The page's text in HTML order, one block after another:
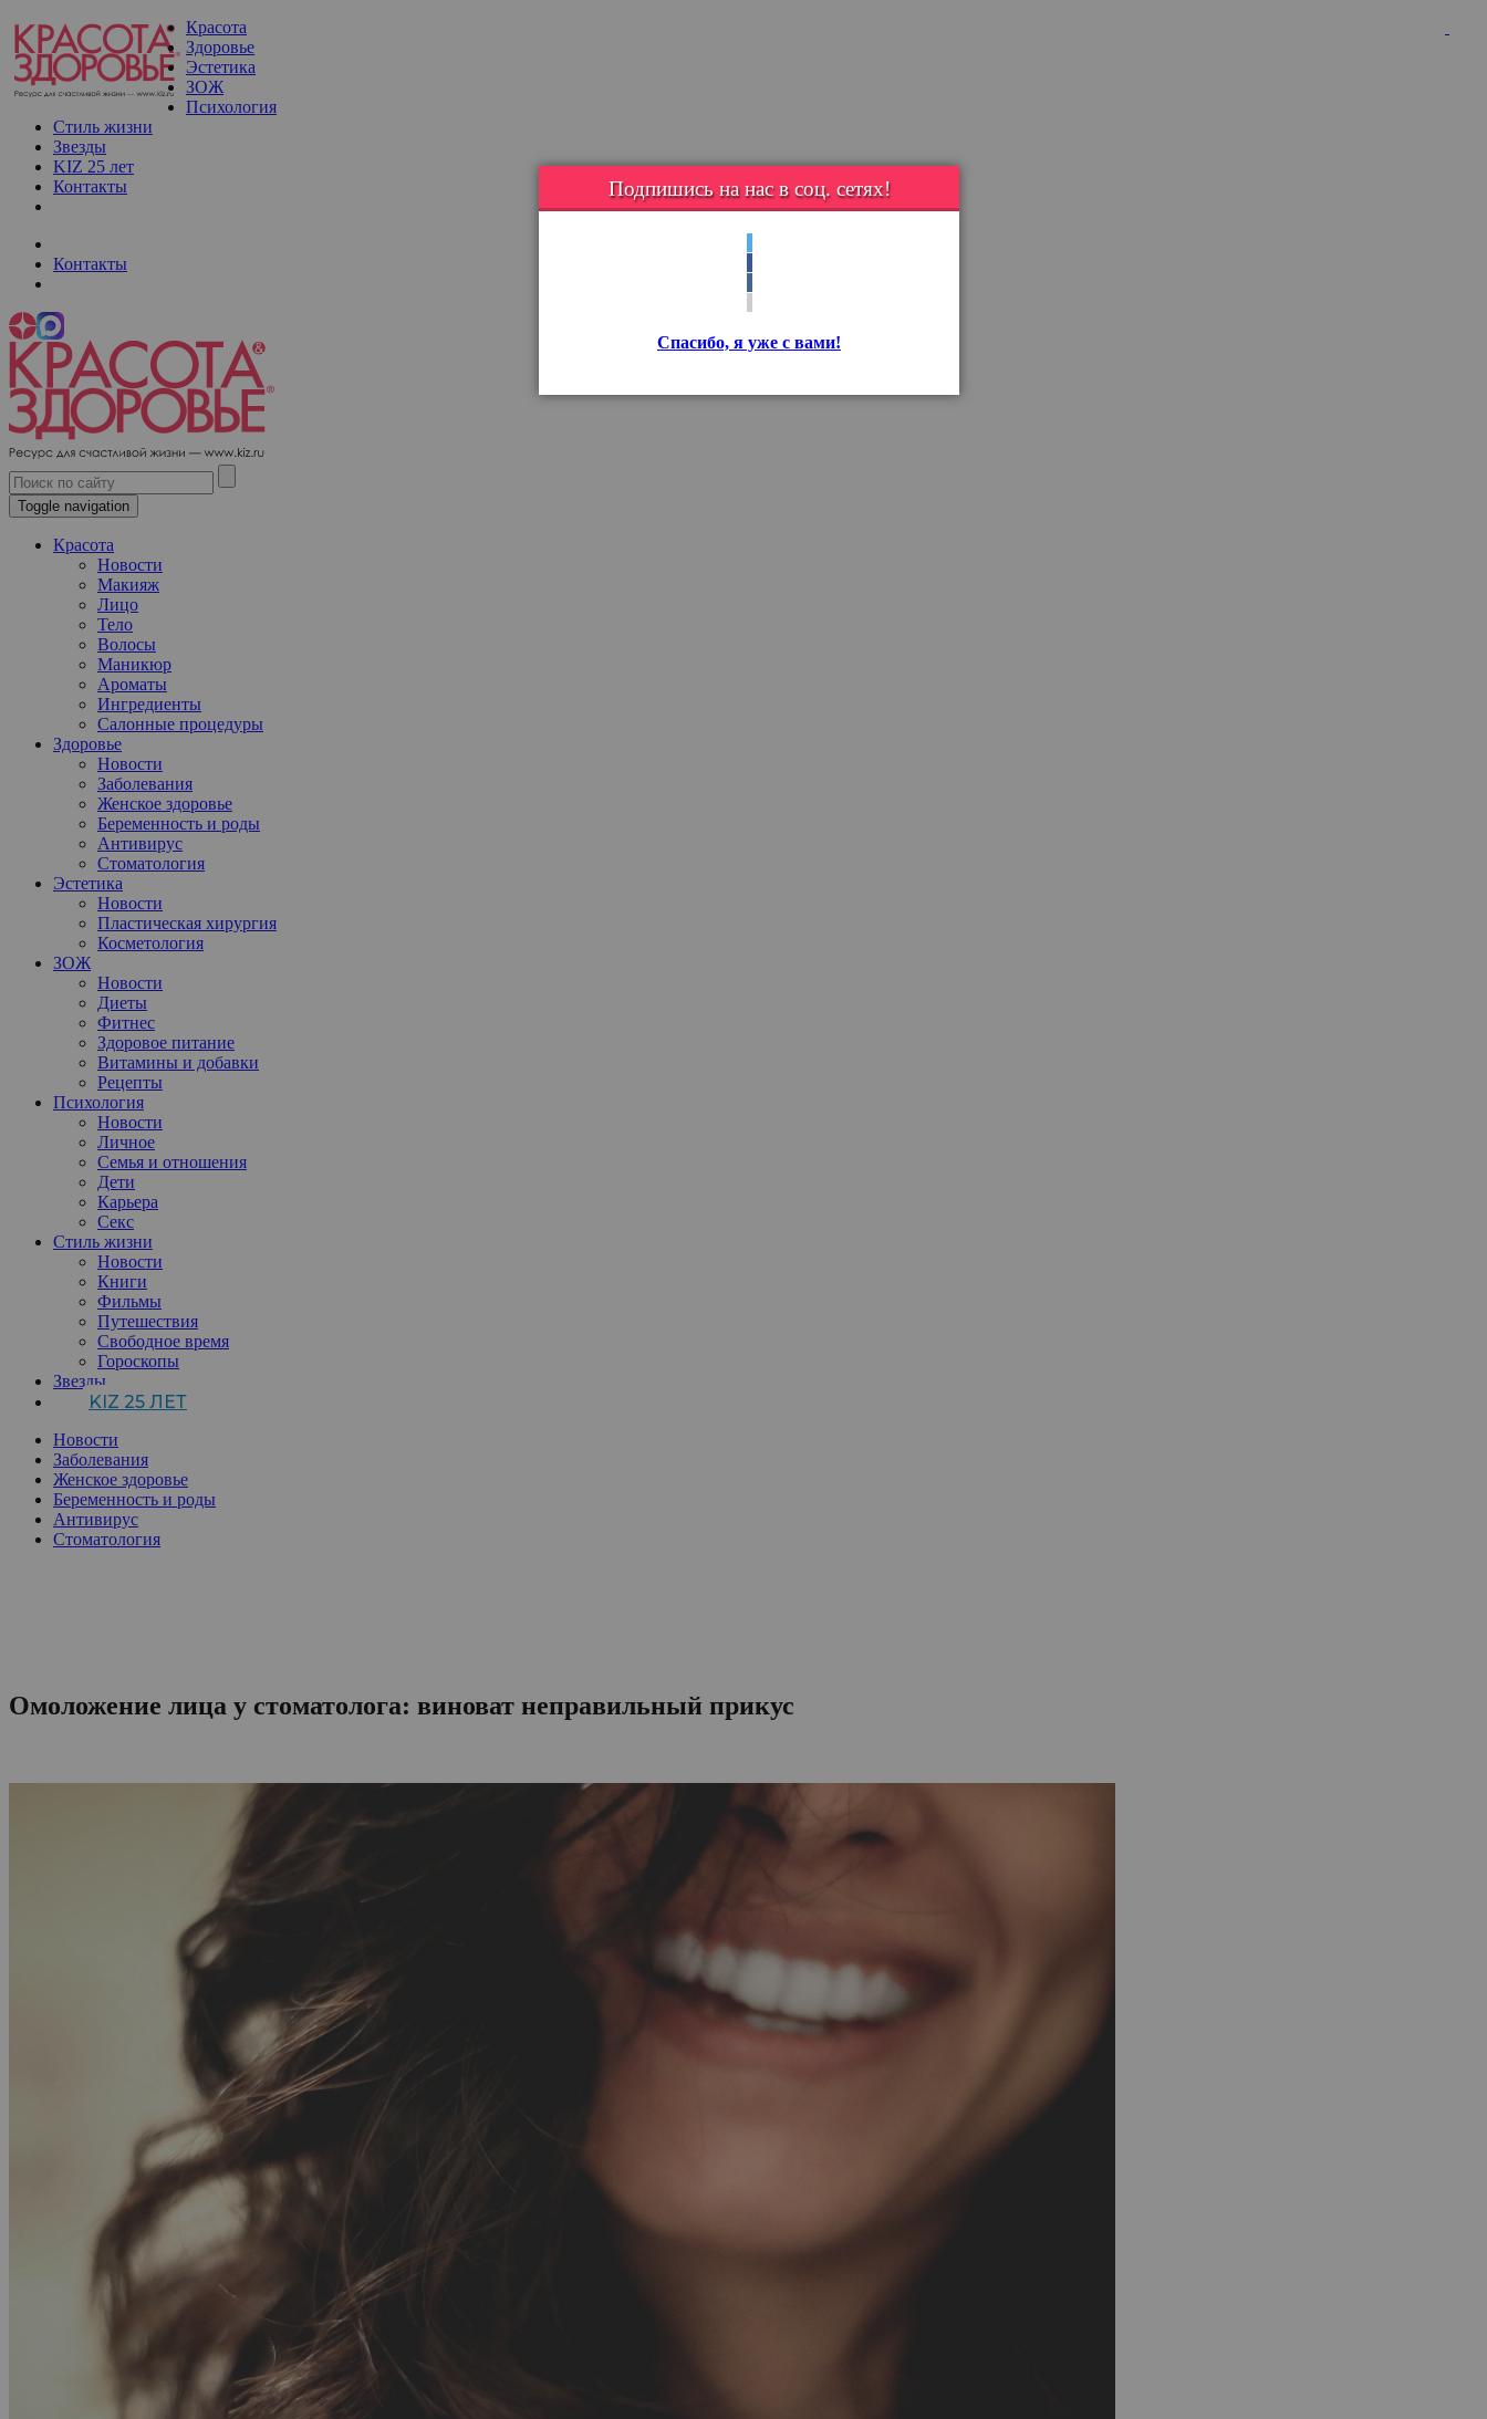
Красота
Здоровье
Эстетика
ЗОЖ
Психология
Стиль жизни
Звезды
KIZ 25 лет
Контакты
Контакты
Toggle navigation
Красота
Новости
Макияж
Лицо
Тело
Волосы
Маникюр
Ароматы
Ингредиенты
Салонные процедуры
Здоровье
Новости
Заболевания
Женское здоровье
Беременность и роды
Антивирус
Стоматология
Эстетика
Новости
Пластическая хирургия
Косметология
ЗОЖ
Новости
Диеты
Фитнес
Здоровое питание
Витамины и добавки
Рецепты
Психология
Новости
Личное
Семья и отношения
Дети
Карьера
Секс
Стиль жизни
Новости
Книги
Фильмы
Путешествия
Свободное время
Гороскопы
Звезды
KIZ 25 ЛЕТ
Новости
Заболевания
Женское здоровье
Беременность и роды
Антивирус
Стоматология
Подпишись на нас в соц. сетях!
Спасибо, я уже с вами!
Омоложение лица у стоматолога: виноват неправильный прикус